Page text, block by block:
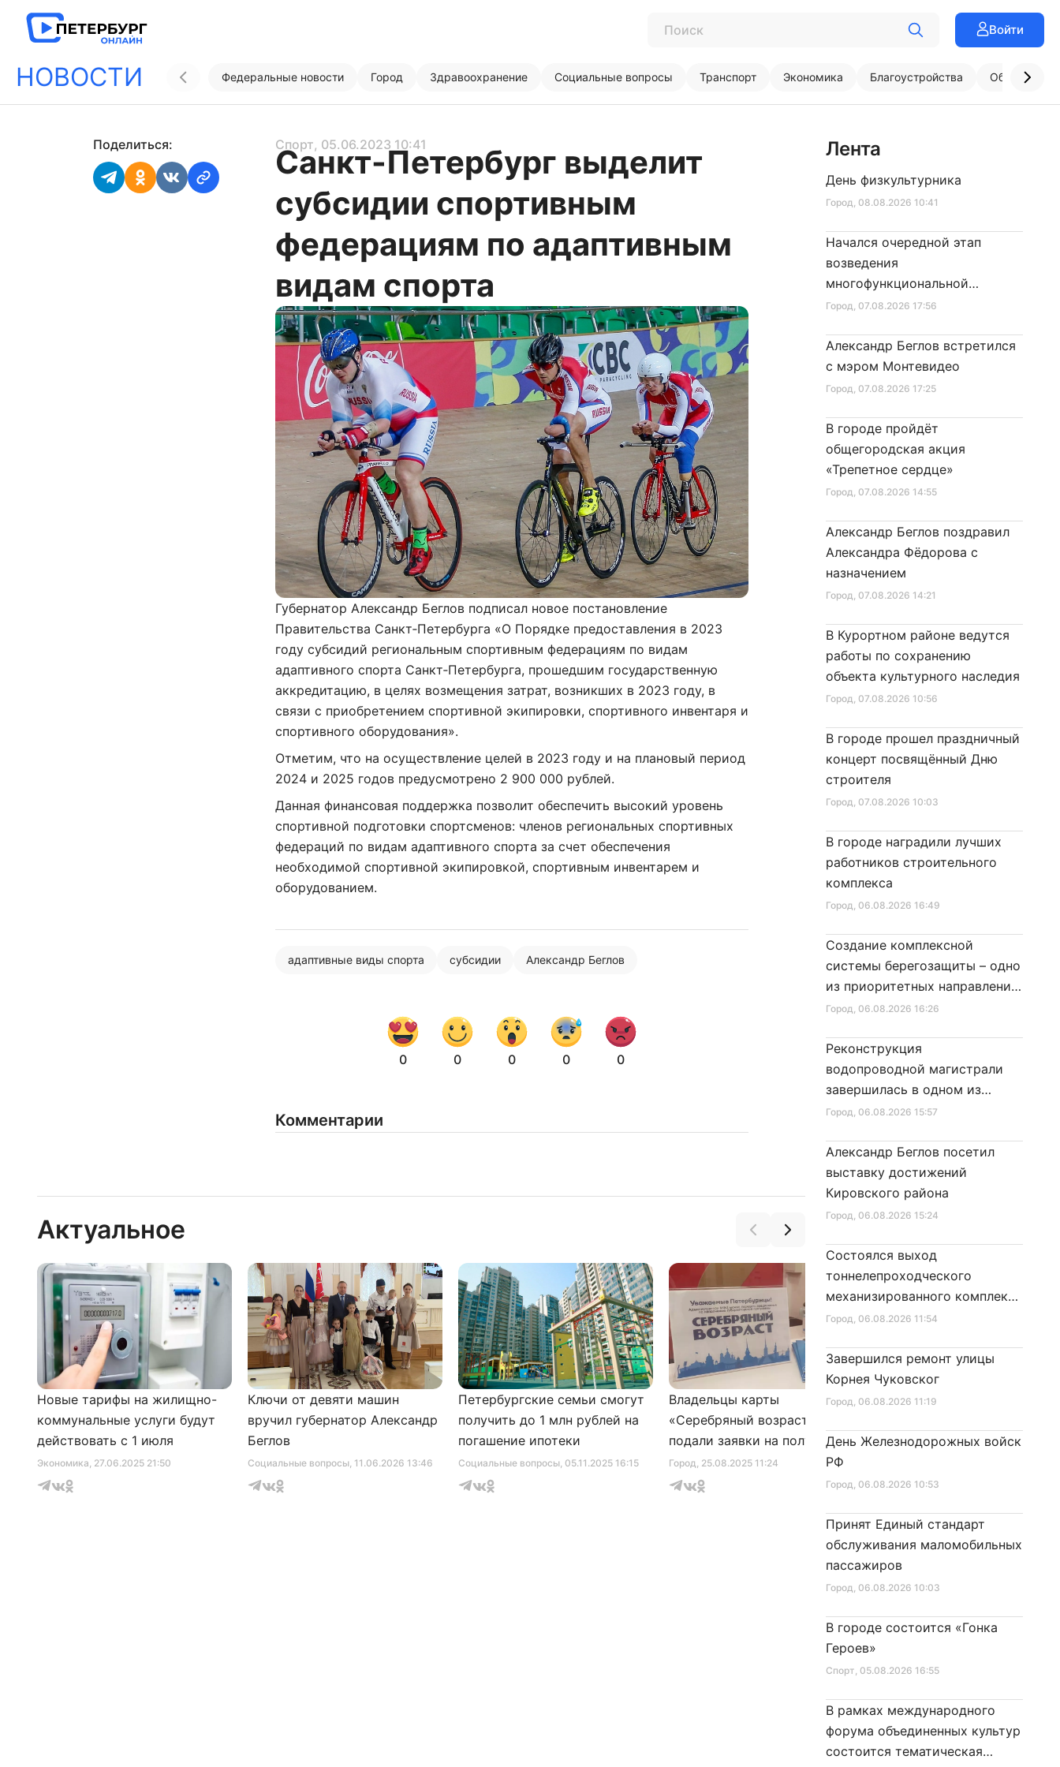
Войти
НОВОСТИ Федеральные новости Город Здравоохранение Социальные вопросы Транспорт Экономика Благоустройства
Поделиться: Спорт, 05.06.2023 10:41
Санкт-Петербург выделит
субсидии спортивным
федерациям по адаптивным
видам спорта
Губернатор Александр Беглов подписал новое постановление
Правительства Санкт‑Петербурга «О Порядке предоставления в 2023
году субсидий региональным спортивным федерациям по видам
адаптивного спорта Санкт‑Петербурга, прошедшим государственную
аккредитацию, в целях возмещения затрат, возникших в 2023 году, в
связи с приобретением спортивной экипировки, спортивного инвентаря и
спортивного оборудования».
Отметим, что на осуществление целей в 2023 году и на плановый период
2024 и 2025 годов предусмотрено 2 900 000 рублей.
Данная финансовая поддержка позволит обеспечить высокий уровень
спортивной подготовки спортсменов: членов региональных спортивных
федераций по видам адаптивного спорта за счет обеспечения
необходимой спортивной экипировкой, спортивным инвентарем и
оборудованием.
адаптивные виды спорта субсидии Александр Беглов
0 0 0 0 0
Комментарии
Актуальное
Экономика, 27.06.2025 21:50
Новые тарифы на жилищно-
коммунальные услуги будут
действовать с 1 июля
Социальные вопросы, 11.06.2026 13:46
Ключи от девяти машин
вручил губернатор Александр
Беглов
Социальные вопросы, 05.11.2025 16:15
Петербургские семьи смогут
получить до 1 млн рублей на
погашение ипотеки
Город, 25.08.2025 11:24
Владельцы карты
«Серебряный возраст»
подали заявки на получение
сертификата для посещения
музеев
Александр Беглов подписал
в Закон Санкт‑Петербурга
Санкт‑Петербурга»
Лента
Город, 08.08.2026 10:41
День физкультурника
Город, 07.08.2026 17:56
Начался очередной этап
возведения
многофункциональной
площадки центра спорта
Город, 07.08.2026 17:25
Александр Беглов встретился
с мэром Монтевидео
Город, 07.08.2026 14:55
В городе пройдёт
общегородская акция
«Трепетное сердце»
Город, 07.08.2026 14:21
Александр Беглов поздравил
Александра Фёдорова с
назначением
Город, 07.08.2026 10:56
В Курортном районе ведутся
работы по сохранению
объекта культурного наследия
Город, 07.08.2026 10:03
В городе прошел праздничный
концерт посвящённый Дню
строителя
Город, 06.08.2026 16:49
В городе наградили лучших
работников строительного
комплекса
Город, 06.08.2026 16:26
Создание комплексной
системы берегозащиты – одно
из приоритетных направлений
развития Петербурга
Город, 06.08.2026 15:57
Реконструкция
водопроводной магистрали
завершилась в одном из
районов города
Город, 06.08.2026 15:24
Александр Беглов посетил
выставку достижений
Кировского района
Город, 06.08.2026 11:54
Состоялся выход
тоннелепроходческого
механизированного комплекса
«Надежда» на поверхность
Город, 06.08.2026 11:19
Завершился ремонт улицы
Корнея Чуковског
Город, 06.08.2026 10:53
День Железнодорожных войск
РФ
Город, 06.08.2026 10:03
Принят Единый стандарт
обслуживания маломобильных
пассажиров
Спорт, 05.08.2026 16:55
В городе состоится «Гонка
Героев»
В рамках международного
форума объединенных культур
состоится тематическая
Нажимая на кнопку "Отправить" вы